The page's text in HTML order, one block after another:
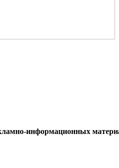
информационных